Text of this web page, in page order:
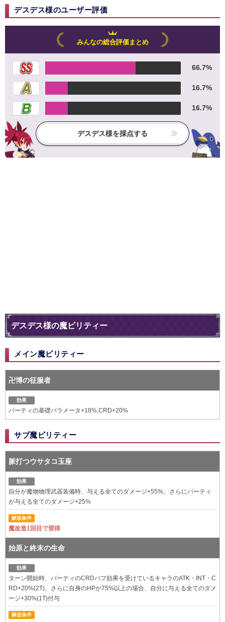
デスデス様のユーザー評価
みんなの総合評価まとめ
66.7%
16.7%
16.7%
デスデス様を採点する
デスデス様の魔ビリティー
メイン魔ビリティー
卍博の征服者
効果
パーティの基礎パラメータ+18%,CRD+20%
サブ魔ビリティー
脈打つウサタコ玉座
効果
自分が魔物物理武器装備時、与える全てのダメージ+55%、さらにパーティ
が与える全てのダメージ+25%
解放条件
魔改造1回目で習得
始原と終末の生命
効果
ターン開始時、パーティのCRDバフ効果を受けているキャラのATK・INT・C
RD+20%(2T)、さらに自身のHPが75%以上の場合、自分に与える全てのダメ
ージ+30%(1T)付与
解放条件